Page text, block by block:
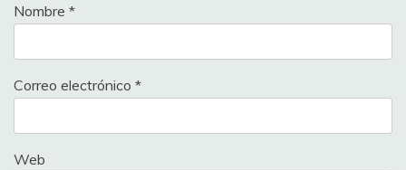
Nombre *
Correo electrónico *
Web